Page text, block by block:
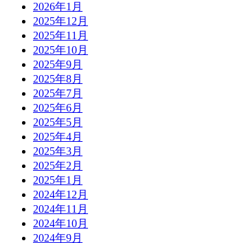
2026年1月
2025年12月
2025年11月
2025年10月
2025年9月
2025年8月
2025年7月
2025年6月
2025年5月
2025年4月
2025年3月
2025年2月
2025年1月
2024年12月
2024年11月
2024年10月
2024年9月